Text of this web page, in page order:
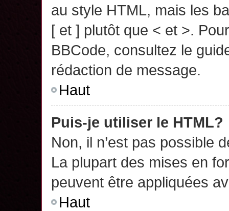
au style HTML, mais les
[ et ] plutôt que < et >.
BBCode, consultez le
rédaction de message.
Haut
Puis-je utiliser le HTML?
Non, il n’est pas possible
La plupart des mises en
peuvent être appliquées
Haut